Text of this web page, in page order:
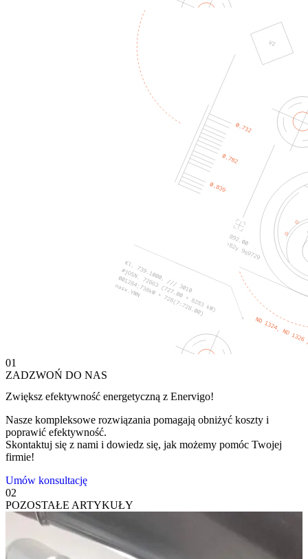
01
ZADZWOŃ DO NAS
Zwiększ efektywność energetyczną z Enervigo!
Nasze kompleksowe rozwiązania pomagają obniżyć koszty i
poprawić efektywność.
Skontaktuj się z nami i dowiedz się, jak możemy pomóc Twojej
firmie!
Umów konsultację
02
POZOSTAŁE ARTYKUŁY